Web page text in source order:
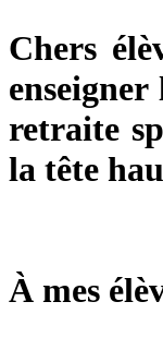
Chers
retraite
la tête
À mes